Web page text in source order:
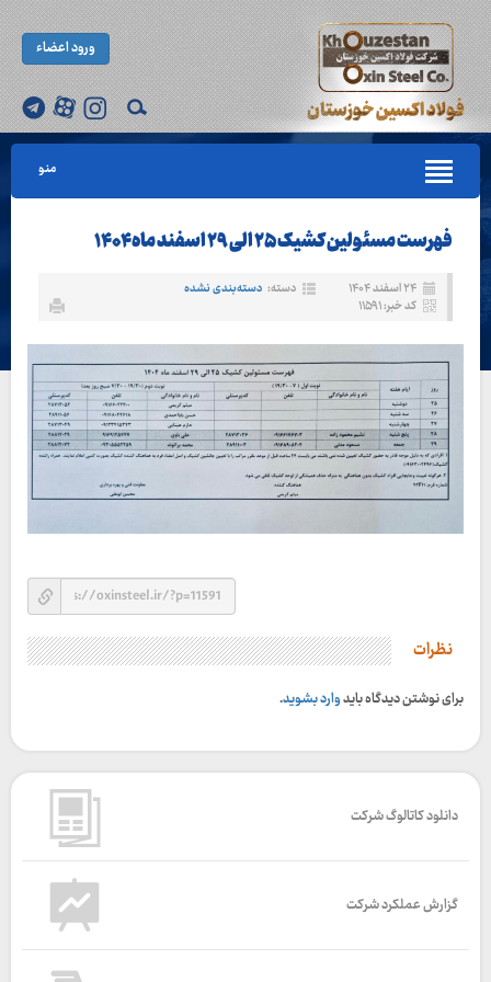
ورود اعضاء
منو
فهرست مسئولین کشیک ۲۵ الی ۲۹ اسفند ماه ۱۴۰۴
۲۴ اسفند ۱۴۰۴ دسته: دسته‌بندی نشده
کد خبر: ۱۱۵۹۱
نظرات
برای نوشتن دیدگاه بایدوارد بشوید.
دانلود کاتالوگ شرکت
گزارش عملکرد شرکت